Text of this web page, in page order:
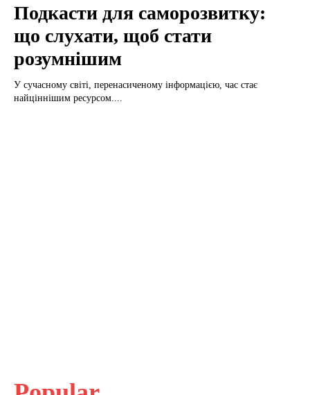
Подкасти для саморозвитку:
що слухати, щоб стати
розумнішим
У сучасному світі, перенасиченому інформацією, час стає
найціннішим ресурсом....